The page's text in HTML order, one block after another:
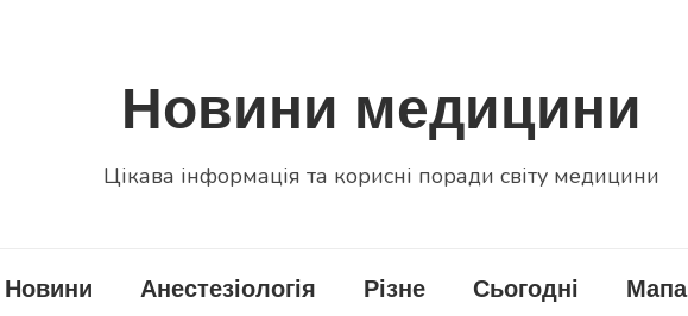
Новини медицини
Цікава інформація та корисні поради світу медицини
Новини Анестезіологія Різне Сьогодні Мапа